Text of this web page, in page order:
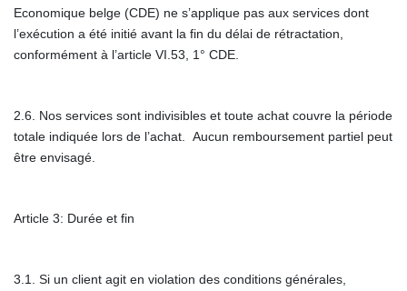
Economique belge (CDE) ne s’applique pas aux services dont
l’exécution a été initié avant la fin du délai de rétractation,
conformément à l’article VI.53, 1° CDE.
2.6. Nos services sont indivisibles et toute achat couvre la période
totale indiquée lors de l’achat. Aucun remboursement partiel peut
être envisagé.
Article 3: Durée et fin
3.1. Si un client agit en violation des conditions générales,